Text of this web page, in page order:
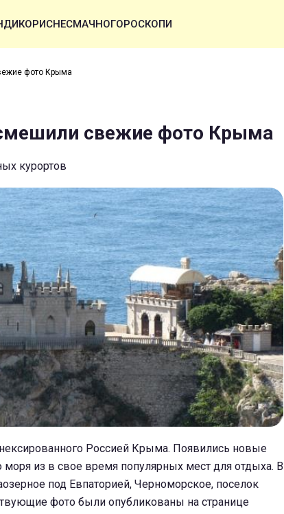
КОРИСНЕСМАЧНОГОРОСКОПИ
фото Крыма
свежие фото Крыма
курортов
Россией Крыма. Появились новые
из в свое время популярных мест для отдыха. В
под Евпаторией, Черноморское, поселок
фото были опубликованы на странице